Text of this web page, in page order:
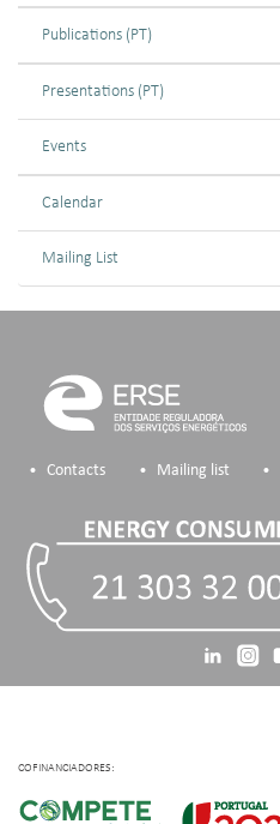
Publications (PT)
Presentations (PT)
Events
Calendar
Mailing List
Contacts Mailing list
COFINANCIADORES: